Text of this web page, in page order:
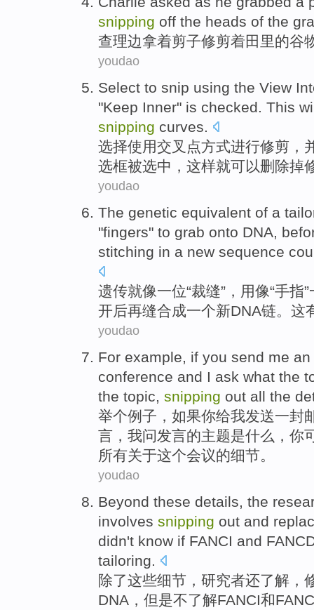
snipping off the heads of the
查理边拿着剪子修剪着田里的谷
youdao
Select to snip using the View
"Keep Inner" is checked. This
snipping curves.
选择使用交叉点方式进行修剪，
选框被选中， 这样就可以删除掉
youdao
The genetic equivalent of a
"fingers" to grab onto DNA,
stitching in a new sequence
遗传就像一位“裁缝”， 用像“手指
开后再缝合成一个新DNA链。这
youdao
For example, if you send me
conference and I ask what the
the topic, snipping out all the
举个例子， 如果你给我发送一封
言 ， 我问发言的主题是什么 ，你
所有关于这个会议的细节。
youdao
Beyond these details the
involves snipping out and
didn't know if FANCI and
tailoring
除了这些细节 ， 研究者还了解 ，
DNA ， 但是不了解FANCI和